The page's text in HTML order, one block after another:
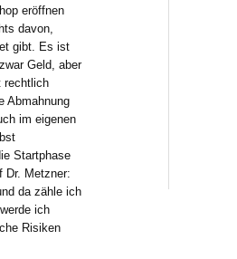
eröffnen
davon,
gibt. Es ist
Geld, aber
rechtlich
Abmahnung
im eigenen
Startphase
Dr. Metzner:
da zähle ich
ich
Risiken